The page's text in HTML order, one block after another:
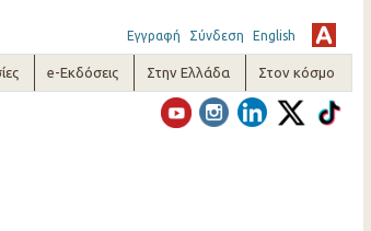
Εγγραφή Σύνδεση English
e-Εκδόσεις Στην Ελλάδα Στον κόσμο